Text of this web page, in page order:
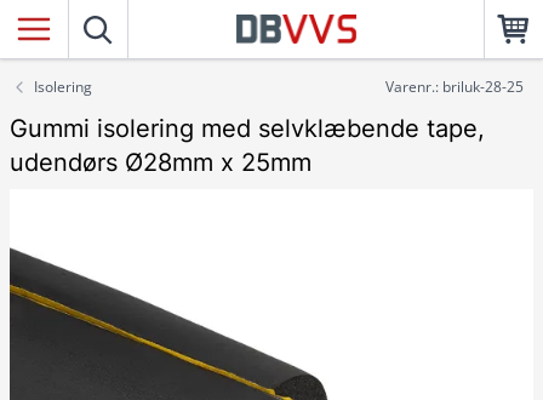
Isolering Varenr.: briluk-28-25
Gummi isolering med selvklæbende tape,
udendørs Ø28mm x 25mm